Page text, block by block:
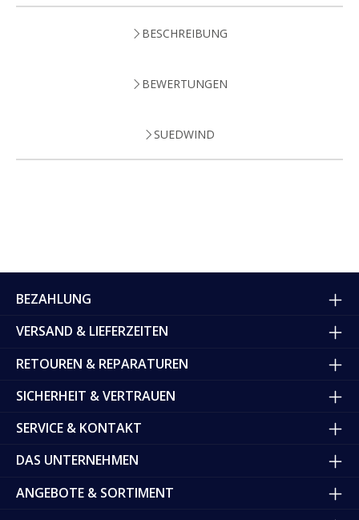
BESCHREIBUNG
BEWERTUNGEN
SUEDWIND
BEZAHLUNG
VERSAND & LIEFERZEITEN
RETOUREN & REPARATUREN
SICHERHEIT & VERTRAUEN
SERVICE & KONTAKT
DAS UNTERNEHMEN
ANGEBOTE & SORTIMENT